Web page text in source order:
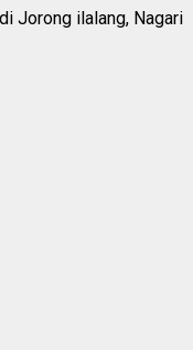
Jorong ilalang, Nagari